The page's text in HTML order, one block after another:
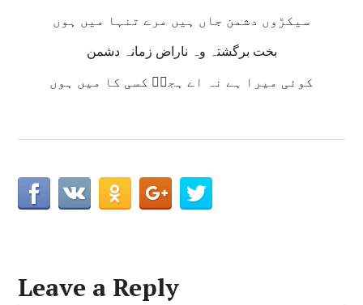
سیکڑوں دشمن جاں ہیں مرے تنہا میں ہوں
بخت برگشتہ وہ ناراض زمانہ دشمن
کوئی میرا ہے نہ اے ہجرؔ کسی کا میں ہوں
Leave a Reply